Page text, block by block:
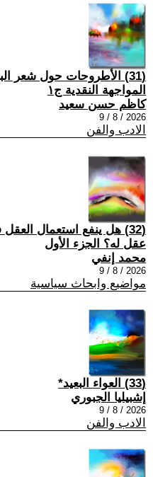
(31) الأطروحات حول شعر
المواجهة النقدية ج١
كاظم حسن سعيد
2026 / 8 / 9
الادب والفن
(32) هل ينفع استعمال
عقل له؟ الجزء الأول
محمد إنفي
2026 / 8 / 9
مواضيع وابحاث سياسية
(33) العواء البعيد*
إشبيليا الجبوري
2026 / 8 / 9
الادب والفن